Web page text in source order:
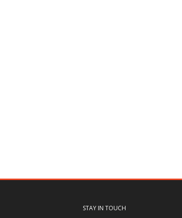
STAY IN TOUCH